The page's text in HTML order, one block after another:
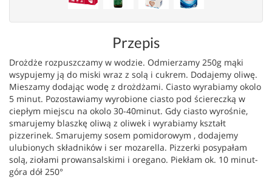
Przepis
Drożdże rozpuszczamy w wodzie. Odmierzamy 250g mąki
wsypujemy ją do miski wraz z solą i cukrem. Dodajemy oliwę.
Mieszamy dodając wodę z drożdżami. Ciasto wyrabiamy okolo
5 minut. Pozostawiamy wyrobione ciasto pod ściereczką w
ciepłym miejscu na okolo 30-40minut. Gdy ciasto wyrośnie,
smarujemy blaszkę oliwą z oliwek i wyrabiamy kształt
pizzerinek. Smarujemy sosem pomidorowym , dodajemy
ulubionych składników i ser mozarella. Pizzerki posypałam
solą, ziołami prowansalskimi i oregano. Piekłam ok. 10 minut-
góra dół 250°